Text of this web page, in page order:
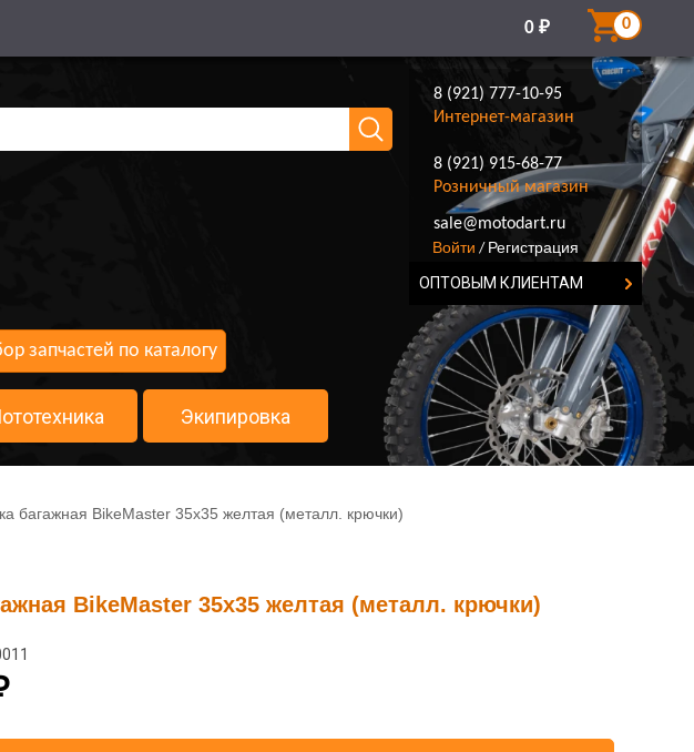
0 ₽ 0
8 (921) 777-10-95
Интернет-магазин
8 (921) 915-68-77
Розничный магазин
8 (921) 777-10-95
sale@motodart.ru
Войти / Регистрация
ОПТОВЫМ КЛИЕНТАМ
запчастей по каталогу
Экипировка
багажная BikeMaster 35x35 желтая (металл. крючки)
BikeMaster 35x35 желтая (металл. крючки)